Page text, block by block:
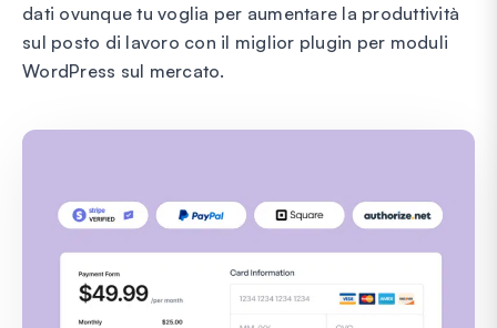
dati ovunque tu voglia per aumentare la produttività
sul posto di lavoro con il miglior plugin per moduli
WordPress sul mercato.